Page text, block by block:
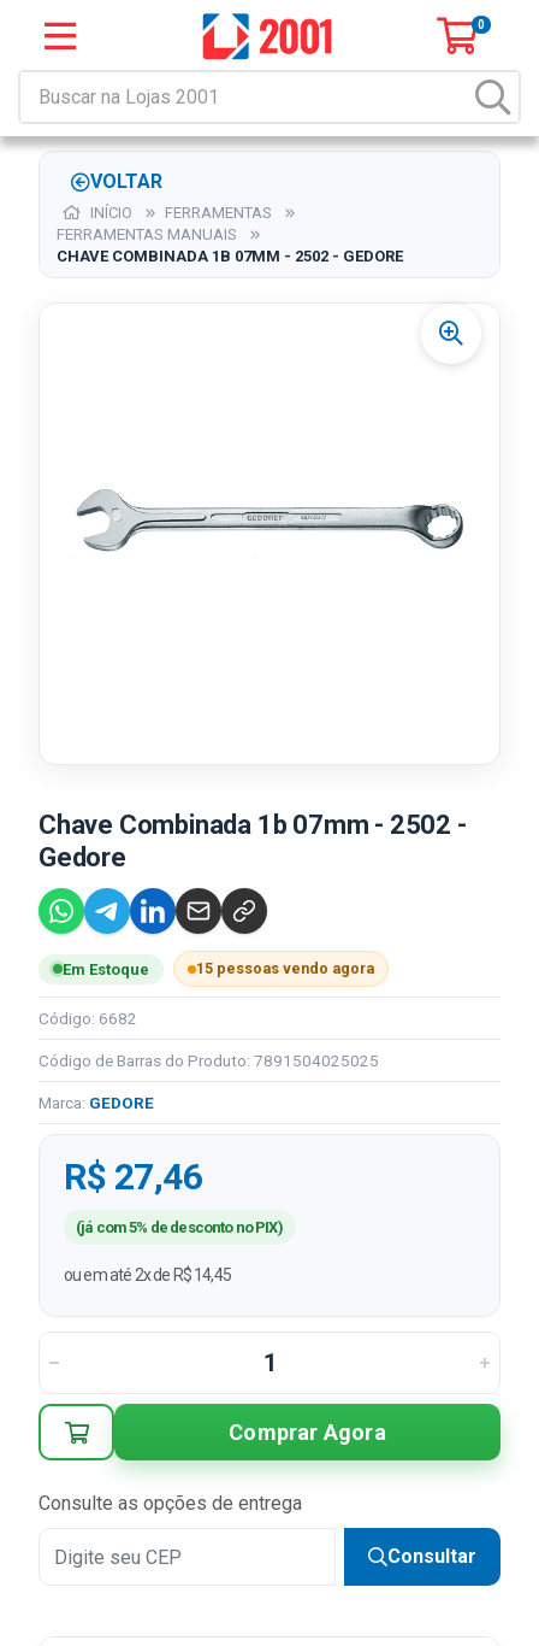
0
VOLTAR
INÍCIO
FERRAMENTAS
FERRAMENTAS MANUAIS
CHAVE COMBINADA 1B 07MM - 2502 - GEDORE
Chave Combinada 1b 07mm - 2502 -
Gedore
Em Estoque 15 pessoas vendo agora
Código: 6682
Código de Barras do Produto: 7891504025025
Marca: GEDORE
R$ 27,46
(já com 5% de desconto no PIX)
ou em até 2x de R$ 14,45
Comprar Agora
Consulte as opções de entrega
Consultar